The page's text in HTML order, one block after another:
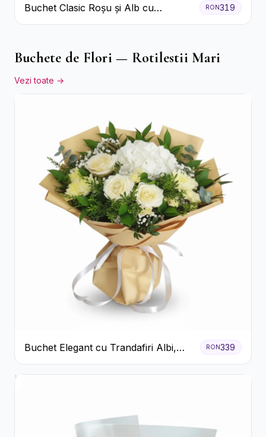
Buchet Clasic Roșu și Alb cu
Crizanteme
RON319
Buchete de Flori — Rotilestii Mari
Vezi toate →
Buchet Elegant cu Trandafiri Albi,
Hortensie și Crizanteme Crem
RON339